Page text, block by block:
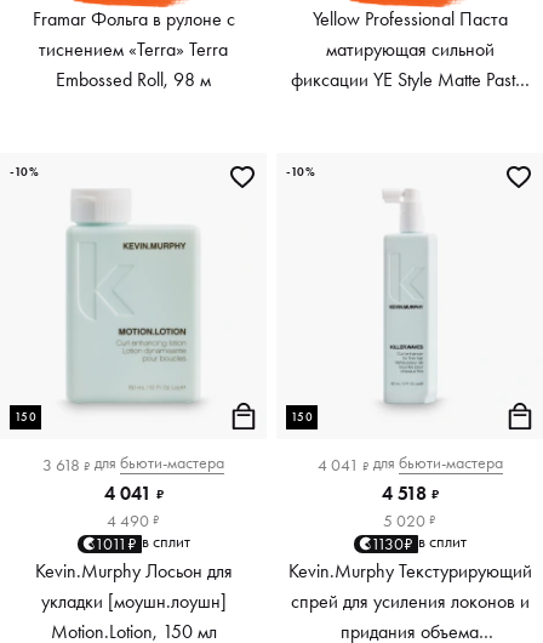
Framar Фольга в рулоне с
тиснением «Terra» Terra
Embossed Roll, 98 м
Yellow Professional Паста
матирующая сильной
фиксации YE Style Matte Paste,
150
3 618 ₽ для бьюти-мастера
4 041 ₽
4 490 ₽
1011₽ в сплит
Kevin.Murphy Лосьон для
укладки [моушн.лоушн]
Motion.Lotion, 150 мл
-10%
150
4 041 ₽ для бьюти-мастера
4 518 ₽
5 020 ₽
1130₽ в сплит
Kevin.Murphy Текстурирующий
спрей для усиления локонов и
придания объема
-10%